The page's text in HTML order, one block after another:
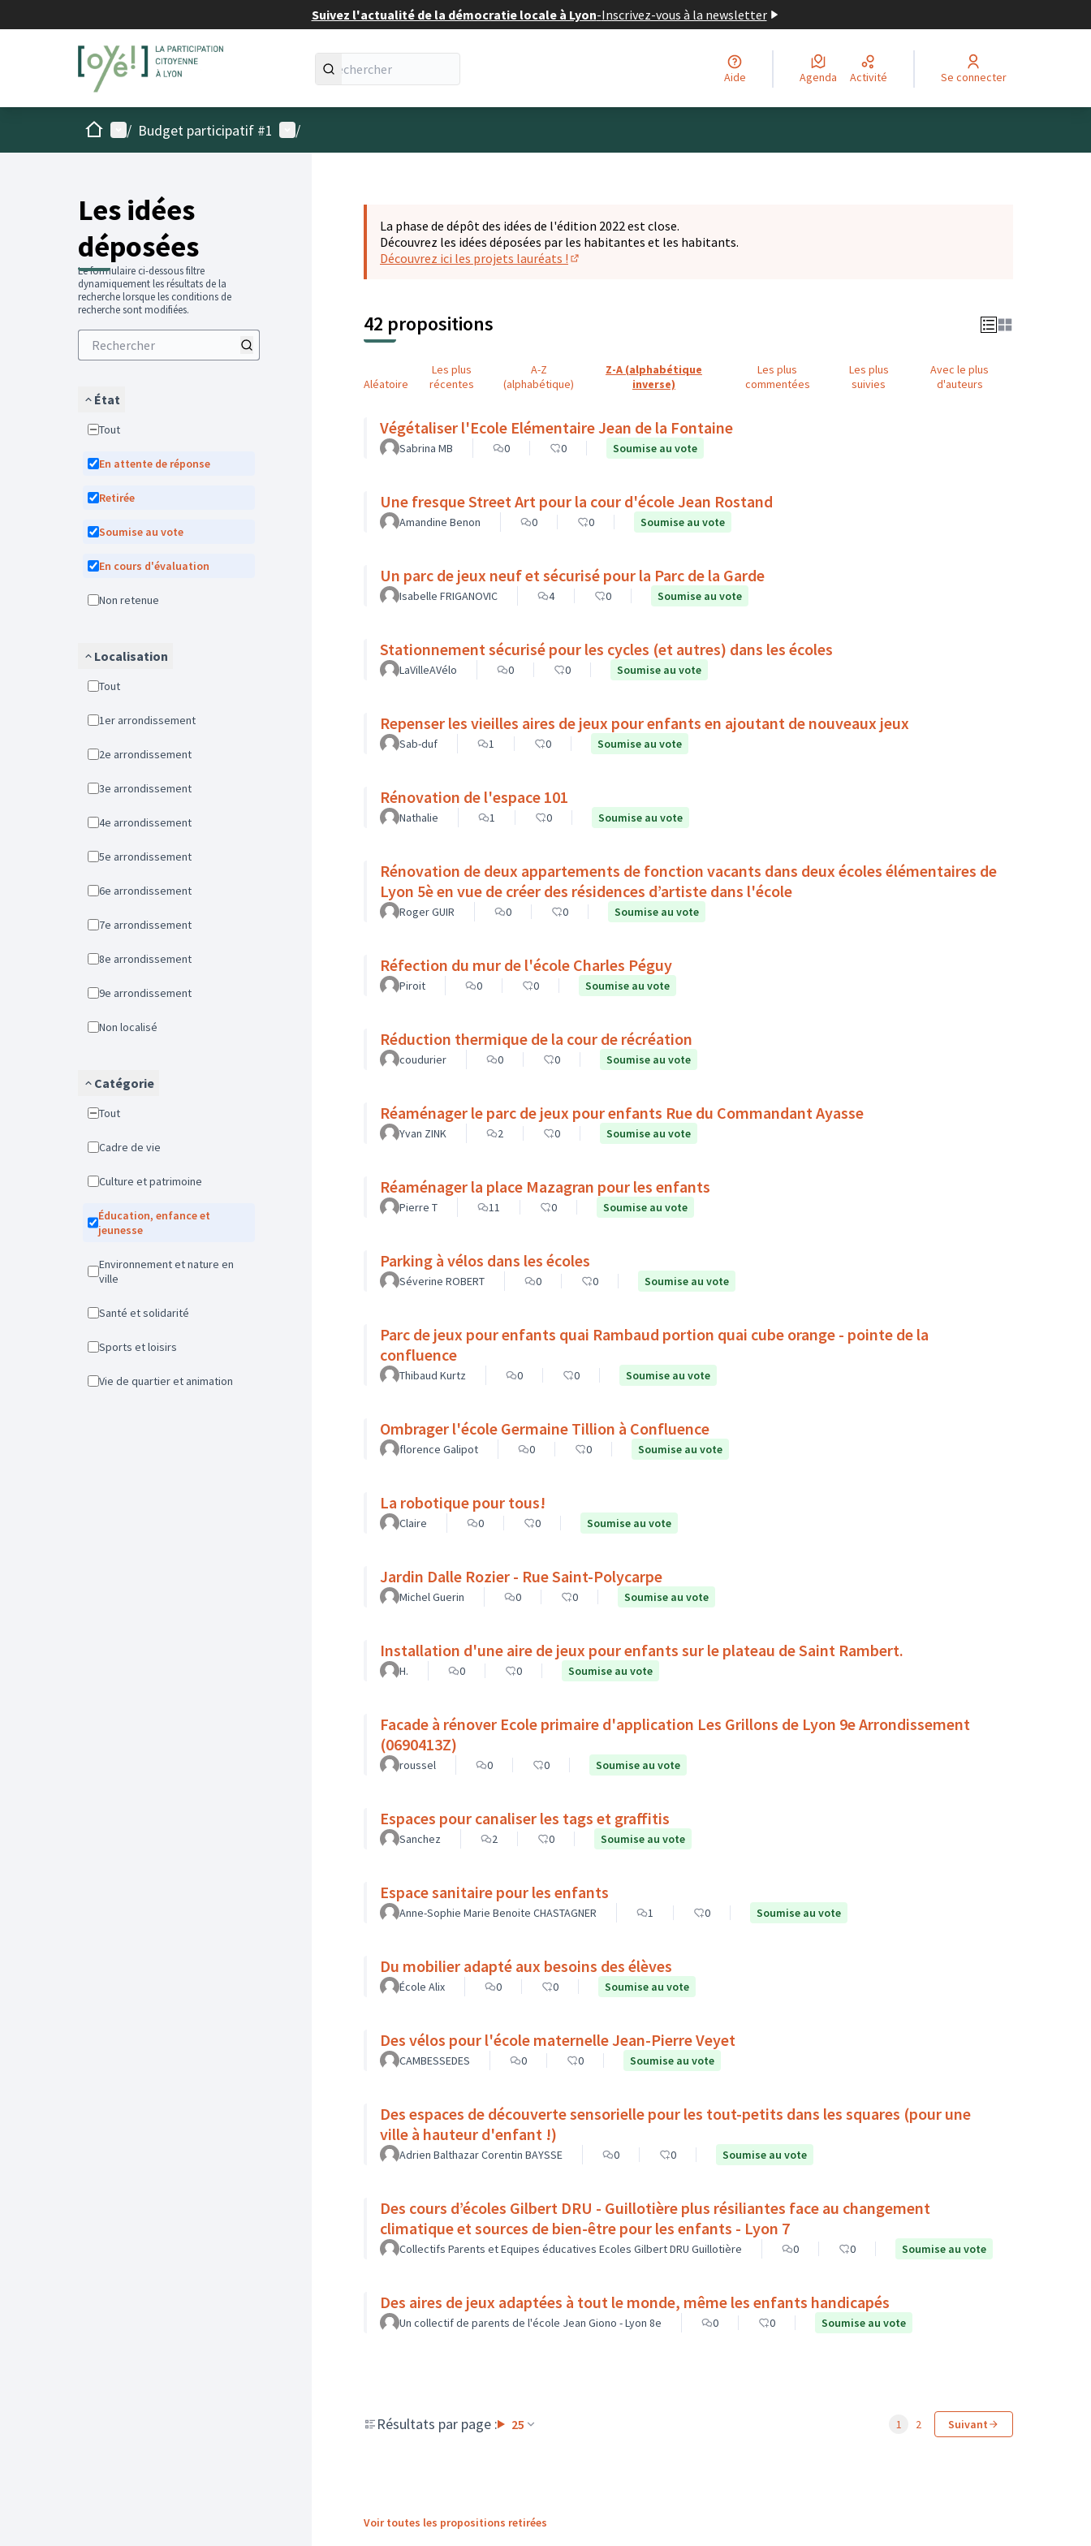
Suivez l'actualité de la démocratie locale à Lyon-Inscrivez-vous à la newsletter
Aide Agenda Activité Se connecter
AccueilMenu principal
/ Budget participatif #1 Menu utilisateur
/
Les idées
déposées
Le formulaire ci-dessous filtre
dynamiquement les résultats de la
recherche lorsque les conditions de
recherche sont modifiées.
État
Tout
En attente de réponse
Retirée
Soumise au vote
En cours d'évaluation
Non retenue
Localisation
Tout
1er arrondissement
2e arrondissement
3e arrondissement
4e arrondissement
5e arrondissement
6e arrondissement
7e arrondissement
8e arrondissement
9e arrondissement
Non localisé
Catégorie
Tout
Cadre de vie
Culture et patrimoine
Éducation, enfance et
jeunesse
Environnement et nature en
ville
Santé et solidarité
Sports et loisirs
Vie de quartier et animation
La phase de dépôt des idées de l'édition 2022 est close.
Découvrez les idées déposées par les habitantes et les habitants.
Découvrez ici les projets lauréats !
42 propositions
Aléatoire
Les plus
récentes
A-Z
(alphabétique)
Z-A (alphabétique
inverse)
Les plus
commentées
Les plus
suivies
Avec le plus
d'auteurs
Végétaliser l'Ecole Elémentaire Jean de la Fontaine
Sabrina MB 0 0 Soumise au vote
Une fresque Street Art pour la cour d'école Jean Rostand
Amandine Benon 0 0 Soumise au vote
Un parc de jeux neuf et sécurisé pour la Parc de la Garde
Isabelle FRIGANOVIC 4 0 Soumise au vote
Stationnement sécurisé pour les cycles (et autres) dans les écoles
LaVilleAVélo 0 0 Soumise au vote
Repenser les vieilles aires de jeux pour enfants en ajoutant de nouveaux jeux
Sab-duf 1 0 Soumise au vote
Rénovation de l'espace 101
Nathalie 1 0 Soumise au vote
Rénovation de deux appartements de fonction vacants dans deux écoles élémentaires de
Lyon 5è en vue de créer des résidences d’artiste dans l'école
Roger GUIR 0 0 Soumise au vote
Réfection du mur de l'école Charles Péguy
Piroit 0 0 Soumise au vote
Réduction thermique de la cour de récréation
coudurier 0 0 Soumise au vote
Réaménager le parc de jeux pour enfants Rue du Commandant Ayasse
Yvan ZINK 2 0 Soumise au vote
Réaménager la place Mazagran pour les enfants
Pierre T 11 0 Soumise au vote
Parking à vélos dans les écoles
Séverine ROBERT 0 0 Soumise au vote
Parc de jeux pour enfants quai Rambaud portion quai cube orange - pointe de la
confluence
Thibaud Kurtz 0 0 Soumise au vote
Ombrager l'école Germaine Tillion à Confluence
florence Galipot 0 0 Soumise au vote
La robotique pour tous!
Claire 0 0 Soumise au vote
Jardin Dalle Rozier - Rue Saint-Polycarpe
Michel Guerin 0 0 Soumise au vote
Installation d'une aire de jeux pour enfants sur le plateau de Saint Rambert.
H. 0 0 Soumise au vote
Facade à rénover Ecole primaire d'application Les Grillons de Lyon 9e Arrondissement
(0690413Z)
roussel 0 0 Soumise au vote
Espaces pour canaliser les tags et graffitis
Sanchez 2 0 Soumise au vote
Espace sanitaire pour les enfants
Anne-Sophie Marie Benoite CHASTAGNER 1 0 Soumise au vote
Du mobilier adapté aux besoins des élèves
École Alix 0 0 Soumise au vote
Des vélos pour l'école maternelle Jean-Pierre Veyet
CAMBESSEDES 0 0 Soumise au vote
Des espaces de découverte sensorielle pour les tout-petits dans les squares (pour une
ville à hauteur d'enfant !)
Adrien Balthazar Corentin BAYSSE 0 0 Soumise au vote
Des cours d’écoles Gilbert DRU - Guillotière plus résiliantes face au changement
climatique et sources de bien-être pour les enfants - Lyon 7
Collectifs Parents et Equipes éducatives Ecoles Gilbert DRU Guillotière 0 0 Soumise au vote
Des aires de jeux adaptées à tout le monde, même les enfants handicapés
Un collectif de parents de l'école Jean Giono - Lyon 8e 0 0 Soumise au vote
Résultats par page : 25 1 2 Suivant
Voir toutes les propositions retirées